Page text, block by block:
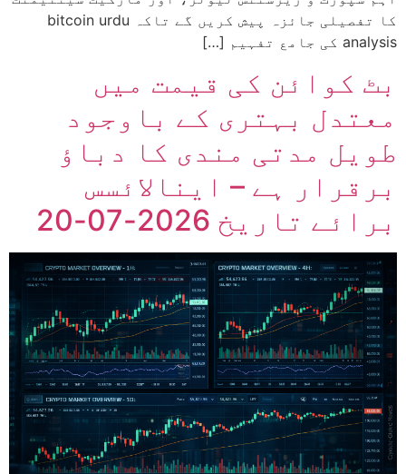
کا تفصیلی جائزہ پیش کریں گے تاکہ bitcoin urdu
analysis کی جامع تفہیم […]
بٹ کوائن کی قیمت میں
معتدل بہتری کے باوجود
طویل مدتی مندی کا دباؤ
برقرار ہے – اینالائسس
برائے تاریخ 2026-07-20